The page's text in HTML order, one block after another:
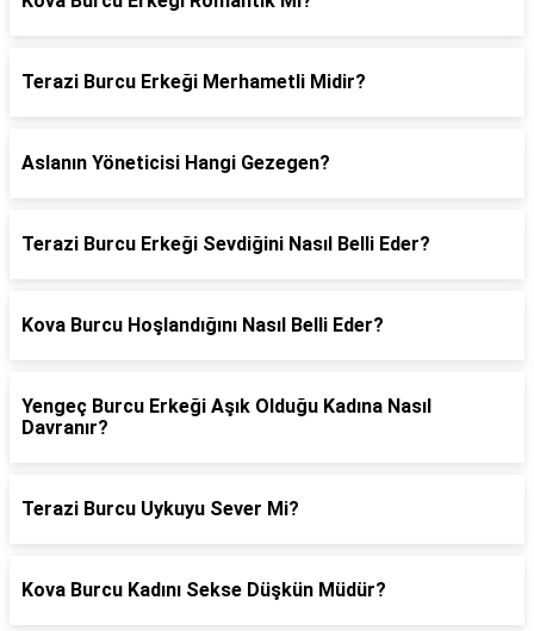
Terazi Burcu Erkeği Merhametli Midir?
Aslanın Yöneticisi Hangi Gezegen?
Terazi Burcu Erkeği Sevdiğini Nasıl Belli Eder?
Kova Burcu Hoşlandığını Nasıl Belli Eder?
Yengeç Burcu Erkeği Aşık Olduğu Kadına Nasıl
Davranır?
Terazi Burcu Uykuyu Sever Mi?
Kova Burcu Kadını Sekse Düşkün Müdür?